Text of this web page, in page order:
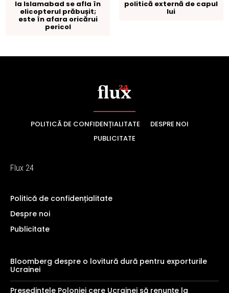
POLITICĂ DE CONFIDENȚIALITATE
DESPRE NOI
PUBLICITATE
Flux 24
Politică de confidențialitate
Despre noi
Publicitate
Bloomberg despre o lovitură dură pentru exporturile
Ucrainei
Președintele Poloniei cere Ucrainei să renunțe la